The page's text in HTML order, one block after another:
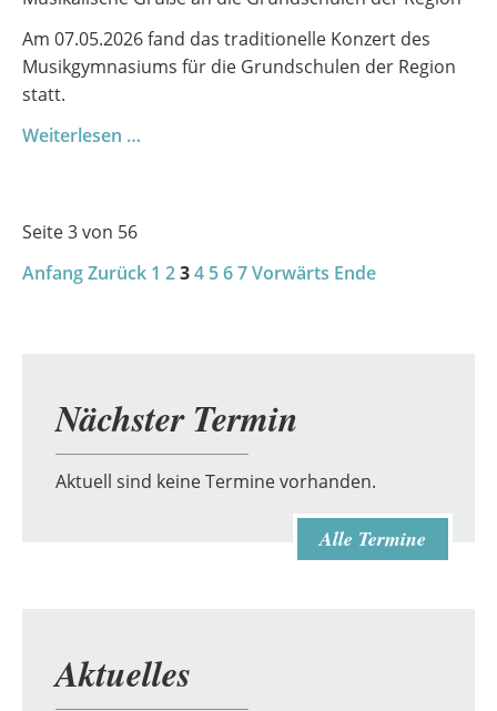
Am 07.05.2026 fand das traditionelle Konzert des
Musikgymnasiums für die Grundschulen der Region
statt.
Weiterlesen …
der
Seite 3 von 56
AnfangZurück 1 234 567Vorwärts Ende
Nächster Termin
Aktuell sind keine Termine vorhanden.
Alle Termine
Aktuelles